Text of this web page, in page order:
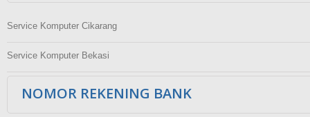
Service Komputer Cikarang
Service Komputer Bekasi
NOMOR REKENING BANK